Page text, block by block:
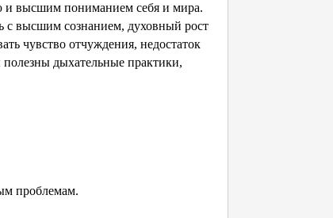
и высшим пониманием себя и мира.
с высшим сознанием, духовный рост
чувство отчуждения, недостаток
дыхательные практики,
проблемам.